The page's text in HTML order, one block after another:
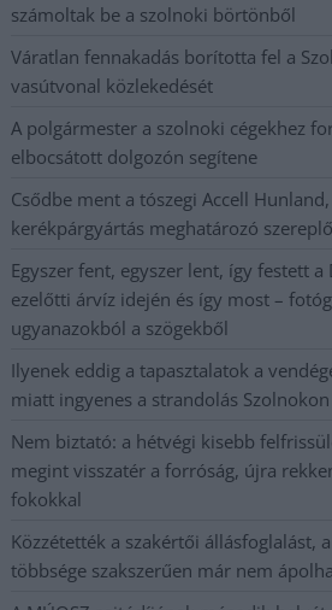
számoltak be a szolnoki börtönből
Váratlan fennakadás borította fel a
vasútvonal közlekedését
A polgármester a szolnoki cégekhez
elbocsátott dolgozón segítene
Csődbe ment a tószegi Accell
kerékpárgyártás meghatározó
Egyszer fent, egyszer lent, így festett a
ezelőtti árvíz idején és így most –
ugyanazokból a szögekből
Ilyenek eddig a tapasztalatok a
miatt ingyenes a strandolás Szolnokon
Nem biztató: a hétvégi kisebb
megint visszatér a forróság, újra
fokokkal
Közzétették a szakértői állásfoglalást,
többsége szakszerűen már nem